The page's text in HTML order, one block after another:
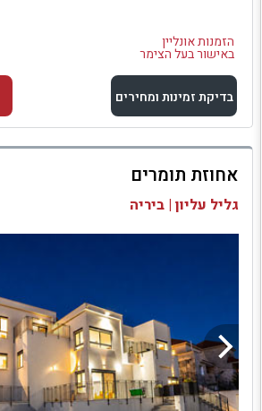
הזמנות אונליין
באישור בעל הצימר
בדיקת זמינות ומחירים
למתחם זה
בדיקת זמינות ומחירים
אחוזת תומרים
גליל עליון | ביריה